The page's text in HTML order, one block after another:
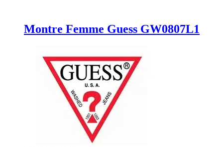
Montre Femme Guess GW0807L1